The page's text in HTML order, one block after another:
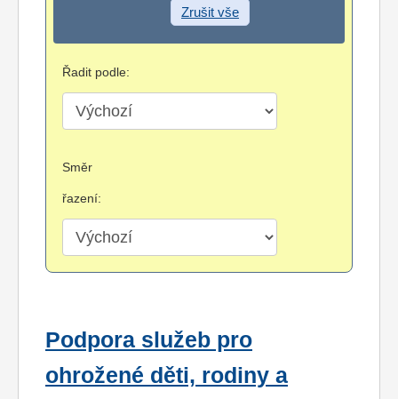
Zrušit vše
Řadit podle:
Směr
řazení:
Podpora služeb pro
ohrožené děti, rodiny a